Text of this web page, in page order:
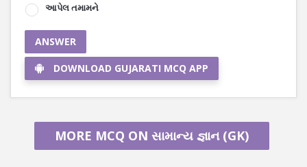
આપેલ તમામને
ANSWER
DOWNLOAD GUJARATI MCQ APP
MORE MCQ ON સામાન્ય જ્ઞાન (GK)